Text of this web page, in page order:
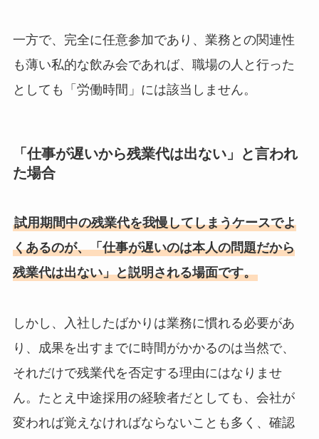
一方で、完全に任意参加であり、業務との関連性
も薄い私的な飲み会であれば、職場の人と行った
としても「労働時間」には該当しません。
「仕事が遅いから残業代は出ない」と言われ
た場合
試用期間中の残業代を我慢してしまうケースでよ
くあるのが、「仕事が遅いのは本人の問題だから
残業代は出ない」と説明される場面です。
しかし、入社したばかりは業務に慣れる必要があ
り、成果を出すまでに時間がかかるのは当然で、
それだけで残業代を否定する理由にはなりませ
ん。たとえ中途採用の経験者だとしても、会社が
変われば覚えなければならないことも多く、確認